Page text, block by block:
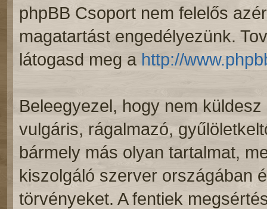
phpBB Csoport nem felelős
magatartást engedélyezünk.
látogasd meg a http://
Beleegyezel, hogy nem
vulgáris, rágalmazó,
bármely más olyan tartalmat,
kiszolgáló szerver országában
törvényeket. A fentiek